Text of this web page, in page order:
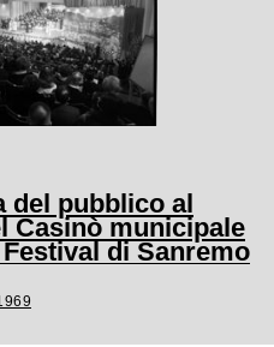
del pubblico al
Casinò municipale
di Sanremo